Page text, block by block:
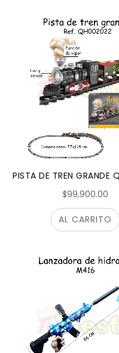
PISTA DE TREN GRANDE
$99,900.00
AL CARRITO